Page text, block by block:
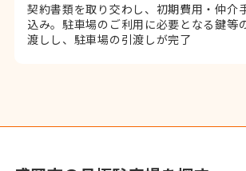
契約書類を取り交わし、初期費用・仲介
込み。駐車場のご利用に必要となる鍵等
渡しし、駐車場の引渡しが完了